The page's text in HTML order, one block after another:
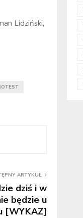
Lidziński,
ARTYKUŁ
dziś i w
będzie u
[WYKAZ]